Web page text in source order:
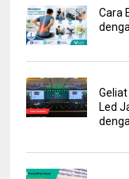
Cara
Led